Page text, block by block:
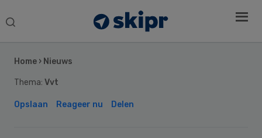
Search
Home › Nieuws
Thema: Vvt
Opslaan Reageer nu Delen
Sidebar